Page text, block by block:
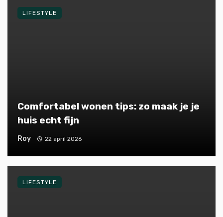
Comfortabel wonen tips: zo maak je je
huis echt fijn
Roy 22 april 2026
LIFESTYLE
LIFESTYLE